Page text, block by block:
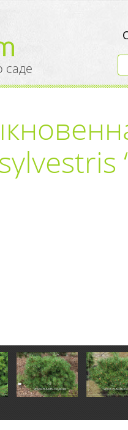
саде